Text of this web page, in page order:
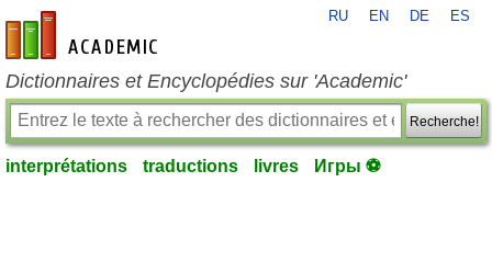
fr-academic.com
RU EN DE ES
Dictionnaires et Encyclopédies sur 'Academic'
Recherche!
interprétations traductions livres Игры ⚽